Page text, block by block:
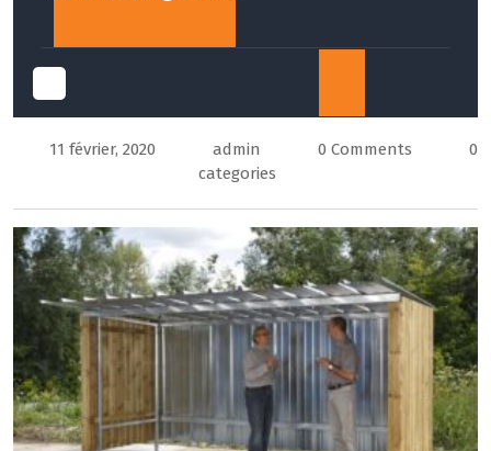
Open
11 février, 2020 admin 0 Comments
0
categories